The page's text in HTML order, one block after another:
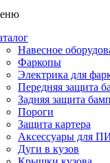
Навесное
Фаркопы
Электрика для
Передняя защита
Задняя защита
Пороги
Защита картера
Аксессуары для
Дуги в кузов